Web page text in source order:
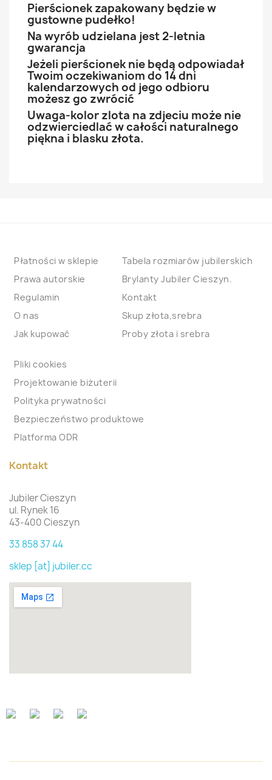
Pierścionek zapakowany będzie w
gustowne pudełko!
Na wyrób udzielana jest 2-letnia
gwarancja
Jeżeli pierścionek nie będą odpowiadał
Twoim oczekiwaniom do 14 dni
kalendarzowych od jego odbioru
możesz go zwrócić
Uwaga-kolor zlota na zdjeciu może nie
odzwierciedlać w całości naturalnego
piękna i blasku złota.
Płatności w sklepie
Prawa autorskie
Regulamin
O nas
Jak kupować
Tabela rozmiarów jubilerskich
Brylanty Jubiler Cieszyn.
Kontakt
Skup złota,srebra
Proby złota i srebra
Pliki cookies
Projektowanie biżuterii
Polityka prywatności
Bezpieczeństwo produktowe
Platforma ODR
Kontakt
Jubiler Cieszyn
ul. Rynek 16
43-400 Cieszyn
33 858 37 44
sklep [at] jubiler.cc